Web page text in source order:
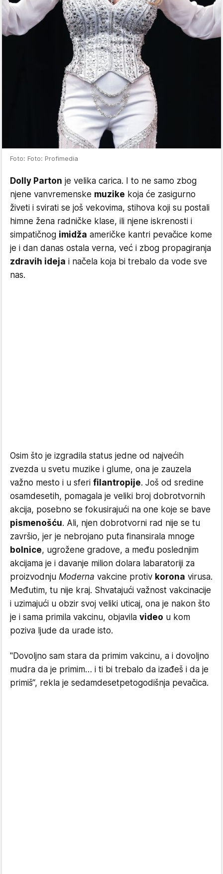
Foto: Foto: Profimedia
Dolly Parton je velika carica. I to ne samo zbog
njene vanvremenske muzike koja će zasigurno
živeti i svirati se još vekovima, stihova koji su postali
himne žena radničke klase, ili njene iskrenosti i
simpatičnog imidža američke kantri pevačice kome
je i dan danas ostala verna, već i zbog propagiranja
zdravih ideja i načela koja bi trebalo da vode sve
nas.
Osim što je izgradila status jedne od najvećih
zvezda u svetu muzike i glume, ona je zauzela
važno mesto i u sferi filantropije. Još od sredine
osamdesetih, pomagala je veliki broj dobrotvornih
akcija, posebno se fokusirajući na one koje se bave
pismenošću. Ali, njen dobrotvorni rad nije se tu
završio, jer je nebrojano puta finansirala mnoge
bolnice, ugrožene gradove, a među poslednjim
akcijama je i davanje milion dolara labaratoriji za
proizvodnju Moderna vakcine protiv korona virusa.
Međutim, tu nije kraj. Shvatajući važnost vakcinacije
i uzimajući u obzir svoj veliki uticaj, ona je nakon što
je i sama primila vakcinu, objavila video u kom
poziva ljude da urade isto.
''Dovoljno sam stara da primim vakcinu, a i dovoljno
mudra da je primim… i ti bi trebalo da izađeš i da je
primiš“, rekla je sedamdesetpetogodišnja pevačica.